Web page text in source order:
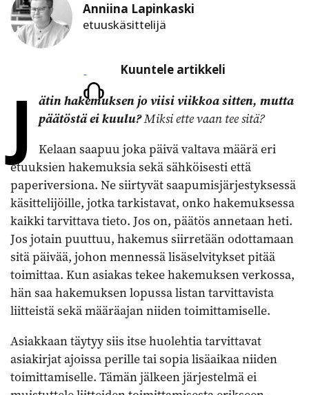
Anniina Lapinkaski
etuuskäsittelijä
Kuuntele
artikkeli
Kuuntele artikkeli
J
ätin hakemuksen jo viisi viikkoa sitten, mutta
päätöstä ei kuulu?Miksi ette vaan tee sitä?
Kelaan saapuu joka päivä valtava määrä eri
etuuksien hakemuksia sekä sähköisesti että
paperiversiona. Ne siirtyvät saapumisjärjestyksessä
käsittelijöille, jotka tarkistavat, onko hakemuksessa
kaikki tarvittava tieto. Jos on, päätös annetaan heti.
Jos jotain puuttuu, hakemus siirretään odottamaan
sitä päivää, johon mennessä lisäselvitykset pitää
toimittaa. Kun asiakas tekee hakemuksen verkossa,
hän saa hakemuksen lopussa listan tarvittavista
liitteistä sekä määräajan niiden toimittamiselle.
Asiakkaan täytyy siis itse huolehtia tarvittavat
asiakirjat ajoissa perille tai sopia lisäaikaa niiden
toimittamiselle. Tämän jälkeen järjestelmä ei